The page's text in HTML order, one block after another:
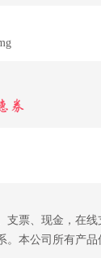
支票、现金，在
。本公司所有产